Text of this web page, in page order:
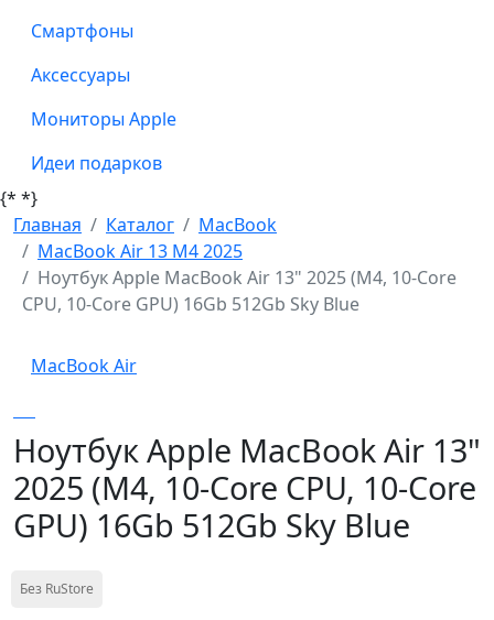
Смартфоны
Аксессуары
Мониторы Apple
Идеи подарков
{* *}
Главная
Каталог
MacBook
MacBook Air 13 M4 2025
Ноутбук Apple MacBook Air 13" 2025 (M4, 10-Core
CPU, 10-Core GPU) 16Gb 512Gb Sky Blue
MacBook Air
Ноутбук Apple MacBook Air 13"
2025 (M4, 10-Core CPU, 10-Core
GPU) 16Gb 512Gb Sky Blue
Без RuStore